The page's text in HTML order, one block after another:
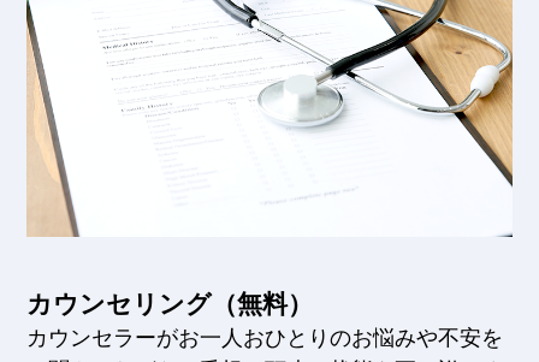
カウンセリング（無料）
カウンセラーがお一人おひとりのお悩みや不安を